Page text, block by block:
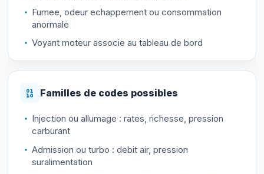
Fumee, odeur echappement ou consommation
anormale
Voyant moteur associe au tableau de bord
Familles de codes possibles
Injection ou allumage : rates, richesse, pression
carburant
Admission ou turbo : debit air, pression
suralimentation